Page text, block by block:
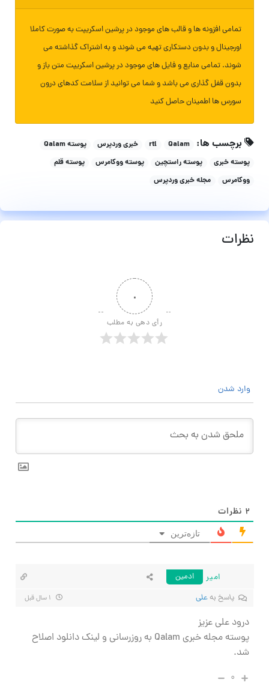
تمامی افزونه ها و قالب های موجود در پرشین اسکریپت به صورت کاملا
اورجینال و بدون دستکاری تهیه می شوند و به اشتراک گذاشته می
شوند. تمامی منابع و فایل های موجود در پرشین اسکریپت متن باز و
بدون قفل گذاری می باشد و شما می توانید از سلامت کدهای درون
سورس ها اطمینان حاصل کنید
برچسب ها: Qalam
rtl خبری وردپرس
پوسته Qalam
پوسته خبری
پوسته راستچین پوسته ووکامرس
پوسته قلم
ووکامرس
مجله خبری وردپرس
نظرات
۰
رأی دهی به مطلب
وارد شدن
۲ نظرات
تازه‌ترین
امیر
ادمین
پاسخ بهعلی
درود علی عزیز
پوسته مجله خبری Qalam به روزرسانی و لینک دانلود اصلاح
شد.
۰